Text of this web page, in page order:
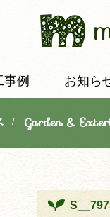
例 お知ら
/Garden &